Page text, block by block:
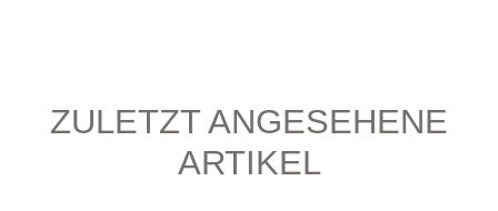
ZULETZT ANGESEHENE
ARTIKEL